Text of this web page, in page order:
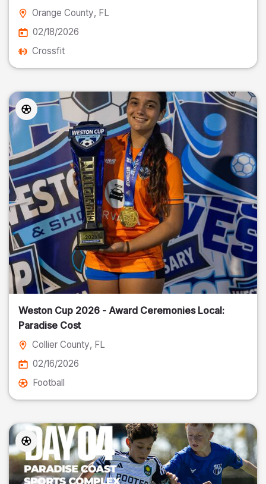
Orange County, FL
02/18/2026
Crossfit
Weston Cup 2026 - Award Ceremonies Local:
Paradise Cost
Collier County, FL
02/16/2026
Football